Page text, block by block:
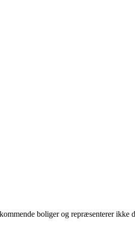
boliger og repræsenterer ikke